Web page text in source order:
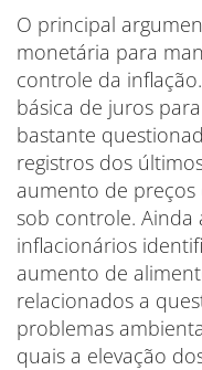
O principal
monetária para
controle da
básica de juros
bastante
registros dos
aumento de preços
sob controle. Ainda
inflacionários
aumento de
relacionados a
problemas
quais a elevação